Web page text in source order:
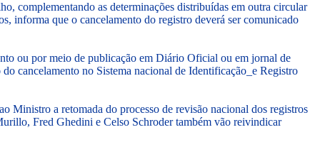
complementando as determinações distribuídas em outra circular
informa que o cancelamento do registro deverá ser comunicado
ou por meio de publicação em Diário Oficial ou em jornal de
cancelamento no Sistema nacional de Identificação_e Registro
a retomada do processo de revisão nacional dos registros
Fred Ghedini e Celso Schroder também vão reivindicar